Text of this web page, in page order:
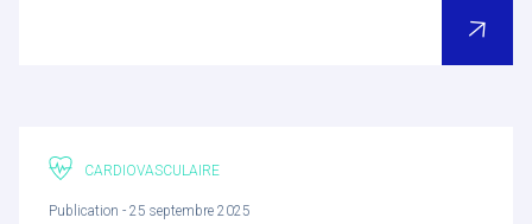
CARDIOVASCULAIRE
Publication - 25 septembre 2025